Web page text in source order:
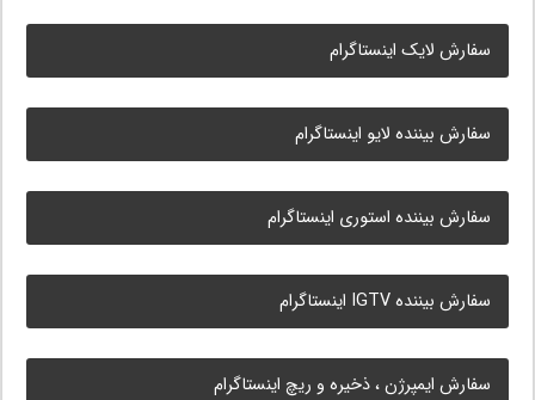
سفارش لایک اینستاگرام
سفارش بیننده لایو اینستاگرام
سفارش بیننده استوری اینستاگرام
سفارش بیننده IGTV اینستاگرام
سفارش ایمپرژن ، ذخیره و ریچ اینستاگرام